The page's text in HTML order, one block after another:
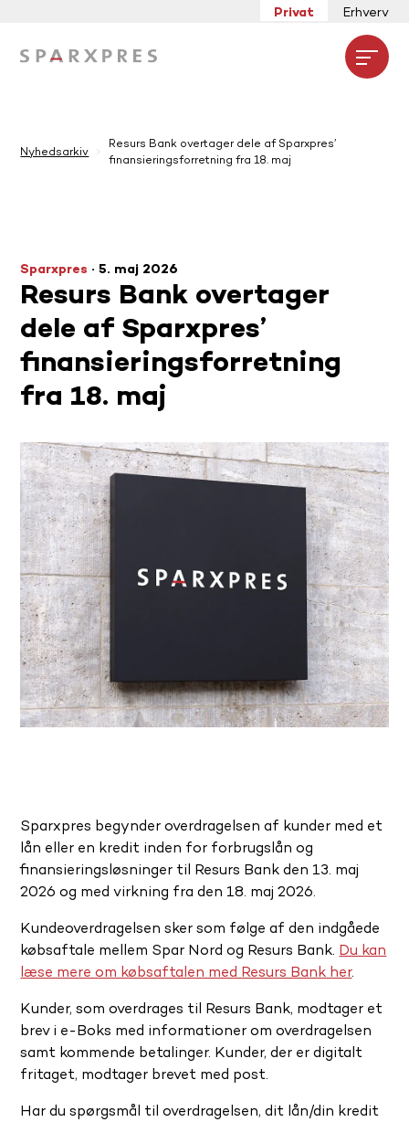
Privat Erhverv
Open
Nyhedsarkiv
Resurs Bank overtager dele af Sparxpres’
finansieringsforretning fra 18. maj
Sparxpres · 5. maj 2026
Resurs Bank overtager
dele af Sparxpres’
finansieringsforretning
fra 18. maj
Sparxpres begynder overdragelsen af kunder med et
lån eller en kredit inden for forbrugslån og
finansieringsløsninger til Resurs Bank den 13. maj
2026 og med virkning fra den 18. maj 2026.
Kundeoverdragelsen sker som følge af den indgåede
købsaftale mellem Spar Nord og Resurs Bank. Du kan
læse mere om købsaftalen med Resurs Bank her.
Kunder, som overdrages til Resurs Bank, modtager et
brev i e-Boks med informationer om overdragelsen
samt kommende betalinger. Kunder, der er digitalt
fritaget, modtager brevet med post.
Har du spørgsmål til overdragelsen, dit lån/din kredit